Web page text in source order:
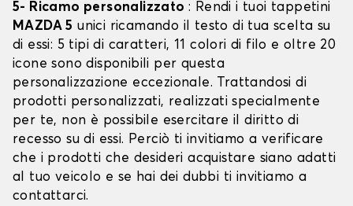
5- Ricamo personalizzato : Rendi i tuoi tappetini
MAZDA 5 unici ricamando il testo di tua scelta su
di essi: 5 tipi di caratteri, 11 colori di filo e oltre 20
icone sono disponibili per questa
personalizzazione eccezionale. Trattandosi di
prodotti personalizzati, realizzati specialmente
per te, non è possibile esercitare il diritto di
recesso su di essi. Perciò ti invitiamo a verificare
che i prodotti che desideri acquistare siano adatti
al tuo veicolo e se hai dei dubbi ti invitiamo a
contattarci.